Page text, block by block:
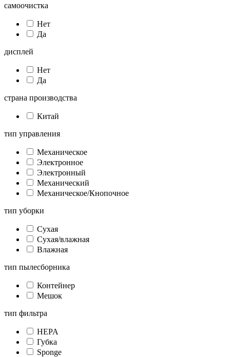
самоочистка
Нет
Да
дисплей
Нет
Да
страна производства
Китай
тип управления
Механическое
Электронное
Электронный
Механический
Механическое/Кнопочное
тип уборки
Сухая
Сухая/влажная
Влажная
тип пылесборника
Контейнер
Мешок
тип фильтра
HEPA
Губка
Sponge